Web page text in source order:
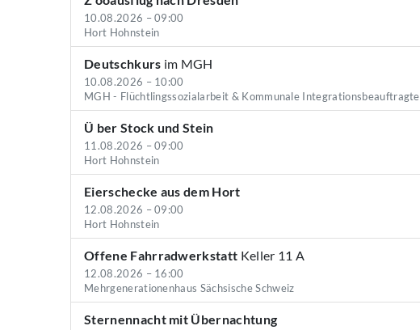
10.08.2026 – 09:00
Hort Hohnstein
Deutschkurs im MGH
10.08.2026 – 10:00
MGH - Flüchtlingssozialarbeit & Kommunale Integrationsbeauftragte
Ü ber Stock und Stein
11.08.2026 – 09:00
Hort Hohnstein
Eierschecke aus dem Hort
12.08.2026 – 09:00
Hort Hohnstein
Offene Fahrradwerkstatt Keller 11 A
12.08.2026 – 16:00
Mehrgenerationenhaus Sächsische Schweiz
Sternennacht mit Übernachtung